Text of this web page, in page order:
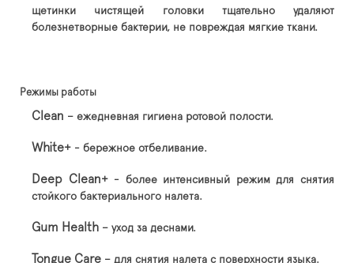
щетинки чистящей головки тщательно удаляют
болезнетворные бактерии, не повреждая мягкие ткани.
Режимы работы
Clean – ежедневная гигиена ротовой полости.
White+ - бережное отбеливание.
Deep Clean+- более интенсивный режим для снятия
стойкого бактериального налета.
Gum Health – уход за деснами.
Tongue Care – для снятия налета с поверхности языка.